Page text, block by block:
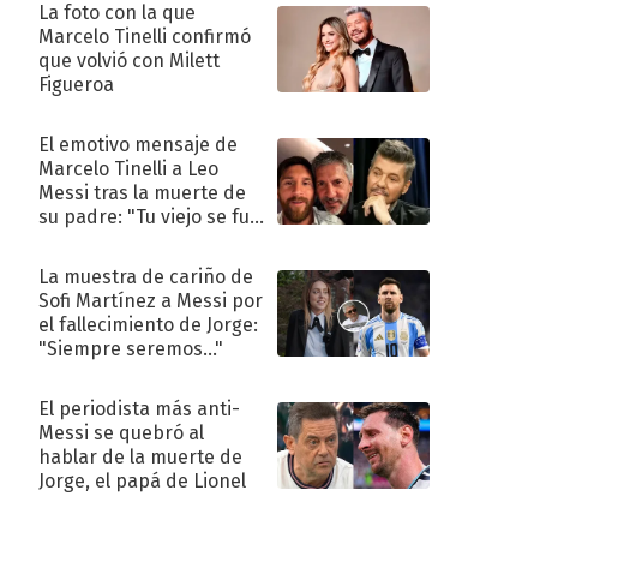
La foto con la que
Marcelo Tinelli confirmó
que volvió con Milett
Figueroa
El emotivo mensaje de
Marcelo Tinelli a Leo
Messi tras la muerte de
su padre: "Tu viejo se fue
La muestra de cariño de
Sofi Martínez a Messi por
el fallecimiento de Jorge:
"Siempre seremos..."
El periodista más anti-
Messi se quebró al
hablar de la muerte de
Jorge, el papá de Lionel